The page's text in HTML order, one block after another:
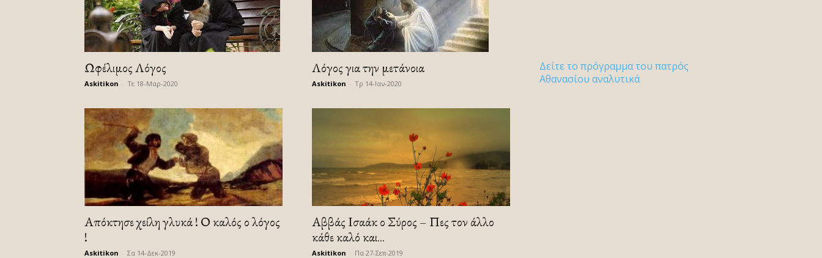
Ωφέλιμος Λόγος
Askitikon Τε 18-Μαρ-2020
Λόγος για την μετάνοια
Askitikon Τρ 14-Ιαν-2020
Απόκτησε χείλη γλυκά ! Ο καλός ο λόγος
!
Askitikon Σα 14-Δεκ-2019
Αββάς Ισαάκ ο Σύρος – Πες τον άλλο
κάθε καλό και...
Askitikon Πα 27-Σεπ-2019
Δείτε το πρόγραμμα του πατρός
Αθανασίου αναλυτικά